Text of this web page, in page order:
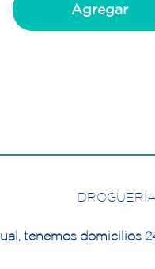
Agregar
tenemos domicilios